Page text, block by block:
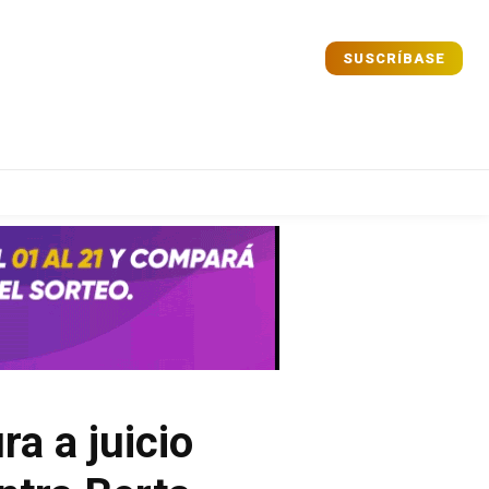
Comparta
Comparta
SUSCRÍBASE
a juicio